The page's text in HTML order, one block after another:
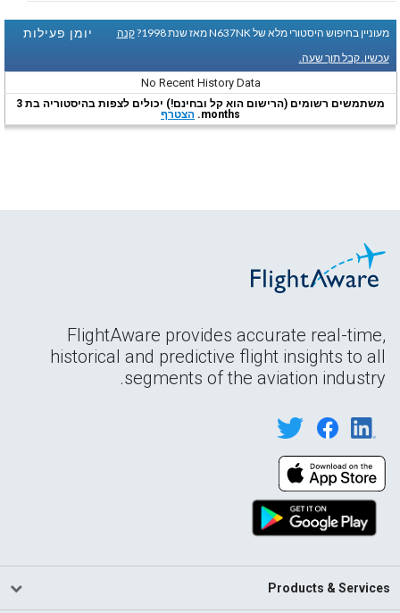
יומן פעילות מעוניין בחיפוש היסטורי מלא של N637NK מאז שנת 1998?
קנה
עכשיו. קבל תוך שעה.
No Recent History Data
משתמשים רשומים (הרישום הוא קל ובחינם!) יכולים לצפות בהיסטוריה בת 3
months. הצטרף
FlightAware provides accurate real-time,
historical and predictive flight insights to all
segments of the aviation industry.
Products & Services